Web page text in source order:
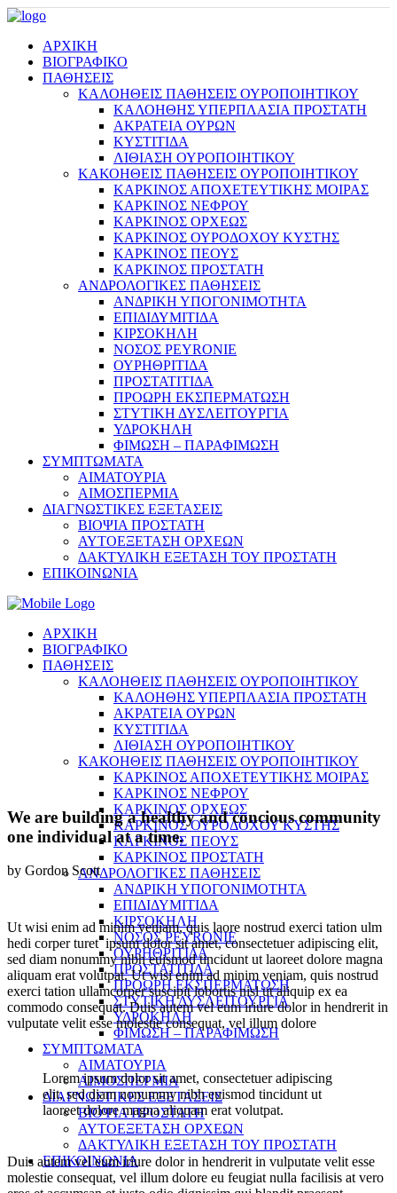
ΑΡΧΙΚΗ
ΒΙΟΓΡΑΦΙΚΟ
ΠΑΘΗΣΕΙΣ
ΚΑΛΟΗΘΕΙΣ ΠΑΘΗΣΕΙΣ ΟΥΡΟΠΟΙΗΤΙΚΟΥ
ΚΑΛΟΗΘΗΣ ΥΠΕΡΠΛΑΣΙΑ ΠΡΟΣΤΑΤΗ
ΑΚΡΑΤΕΙΑ ΟΥΡΩΝ
ΚΥΣΤΙΤΙΔΑ
ΛΙΘΙΑΣΗ ΟΥΡΟΠΟΙΗΤΙΚΟΥ
ΚΑΚΟΗΘΕΙΣ ΠΑΘΗΣΕΙΣ ΟΥΡΟΠΟΙΗΤΙΚΟΥ
ΚΑΡΚΙΝΟΣ ΑΠΟΧΕΤΕΥΤΙΚΗΣ ΜΟΙΡΑΣ
ΚΑΡΚΙΝΟΣ ΝΕΦΡΟΥ
ΚΑΡΚΙΝΟΣ ΟΡΧΕΩΣ
ΚΑΡΚΙΝΟΣ ΟΥΡΟΔΟΧΟΥ ΚΥΣΤΗΣ
ΚΑΡΚΙΝΟΣ ΠΕΟΥΣ
ΚΑΡΚΙΝΟΣ ΠΡΟΣΤΑΤΗ
ΑΝΔΡΟΛΟΓΙΚΕΣ ΠΑΘΗΣΕΙΣ
ΑΝΔΡΙΚΗ ΥΠΟΓΟΝΙΜΟΤΗΤΑ
ΕΠΙΔΙΔΥΜΙΤΙΔΑ
ΚΙΡΣΟΚΗΛΗ
ΝΟΣΟΣ PEYRONIE
ΟΥΡΗΘΡΙΤΙΔΑ
ΠΡΟΣΤΑΤΙΤΙΔΑ
ΠΡΟΩΡΗ ΕΚΣΠΕΡΜΑΤΩΣΗ
ΣΤΥΤΙΚΗ ΔΥΣΛΕΙΤΟΥΡΓΙΑ
ΥΔΡΟΚΗΛΗ
ΦΙΜΩΣΗ – ΠΑΡΑΦΙΜΩΣΗ
ΣΥΜΠΤΩΜΑΤΑ
ΑΙΜΑΤΟΥΡΙΑ
ΑΙΜΟΣΠΕΡΜΙΑ
ΔΙΑΓΝΩΣΤΙΚΕΣ ΕΞΕΤΑΣΕΙΣ
ΒΙΟΨΙΑ ΠΡΟΣΤΑΤΗ
ΑΥΤΟΕΞΕΤΑΣΗ ΟΡΧΕΩΝ
ΔΑΚΤΥΛΙΚΗ ΕΞΕΤΑΣΗ ΤΟΥ ΠΡΟΣΤΑΤΗ
ΕΠΙΚΟΙΝΩΝΙΑ
ΑΡΧΙΚΗ
ΒΙΟΓΡΑΦΙΚΟ
ΠΑΘΗΣΕΙΣ
ΚΑΛΟΗΘΕΙΣ ΠΑΘΗΣΕΙΣ ΟΥΡΟΠΟΙΗΤΙΚΟΥ
ΚΑΛΟΗΘΗΣ ΥΠΕΡΠΛΑΣΙΑ ΠΡΟΣΤΑΤΗ
ΑΚΡΑΤΕΙΑ ΟΥΡΩΝ
ΚΥΣΤΙΤΙΔΑ
ΛΙΘΙΑΣΗ ΟΥΡΟΠΟΙΗΤΙΚΟΥ
ΚΑΚΟΗΘΕΙΣ ΠΑΘΗΣΕΙΣ ΟΥΡΟΠΟΙΗΤΙΚΟΥ
ΚΑΡΚΙΝΟΣ ΑΠΟΧΕΤΕΥΤΙΚΗΣ ΜΟΙΡΑΣ
ΚΑΡΚΙΝΟΣ ΝΕΦΡΟΥ
ΚΑΡΚΙΝΟΣ ΟΡΧΕΩΣ
ΚΑΡΚΙΝΟΣ ΟΥΡΟΔΟΧΟΥ ΚΥΣΤΗΣ
ΚΑΡΚΙΝΟΣ ΠΕΟΥΣ
ΚΑΡΚΙΝΟΣ ΠΡΟΣΤΑΤΗ
ΑΝΔΡΟΛΟΓΙΚΕΣ ΠΑΘΗΣΕΙΣ
ΑΝΔΡΙΚΗ ΥΠΟΓΟΝΙΜΟΤΗΤΑ
ΕΠΙΔΙΔΥΜΙΤΙΔΑ
ΚΙΡΣΟΚΗΛΗ
ΝΟΣΟΣ PEYRONIE
ΟΥΡΗΘΡΙΤΙΔΑ
ΠΡΟΣΤΑΤΙΤΙΔΑ
ΠΡΟΩΡΗ ΕΚΣΠΕΡΜΑΤΩΣΗ
ΣΤΥΤΙΚΗ ΔΥΣΛΕΙΤΟΥΡΓΙΑ
ΥΔΡΟΚΗΛΗ
ΦΙΜΩΣΗ – ΠΑΡΑΦΙΜΩΣΗ
ΣΥΜΠΤΩΜΑΤΑ
ΑΙΜΑΤΟΥΡΙΑ
ΑΙΜΟΣΠΕΡΜΙΑ
ΔΙΑΓΝΩΣΤΙΚΕΣ ΕΞΕΤΑΣΕΙΣ
ΒΙΟΨΙΑ ΠΡΟΣΤΑΤΗ
ΑΥΤΟΕΞΕΤΑΣΗ ΟΡΧΕΩΝ
ΔΑΚΤΥΛΙΚΗ ΕΞΕΤΑΣΗ ΤΟΥ ΠΡΟΣΤΑΤΗ
ΕΠΙΚΟΙΝΩΝΙΑ
We are building a healthy and concious community
one individual at a time.
by Gordon Scott
Ut wisi enim ad minim veniam, quis laore nostrud exerci tation ulm
hedi corper turet ipsum dolor sit amet, consectetuer adipiscing elit,
sed diam nonummy nibh euismod tincidunt ut laoreet dolore magna
aliquam erat volutpat. Ut wisi enim ad minim veniam, quis nostrud
exerci tation ullamcorper suscipit lobortis nisl ut aliquip ex ea
commodo consequat. Duis autem vel eum iriure dolor in hendrerit in
vulputate velit esse molestie consequat, vel illum dolore
Lorem ipsum dolor sit amet, consectetuer adipiscing
elit, sed diam nonummy nibh euismod tincidunt ut
laoreet dolore magna aliquam erat volutpat.
Duis autem vel eum iriure dolor in hendrerit in vulputate velit esse
molestie consequat, vel illum dolore eu feugiat nulla facilisis at vero